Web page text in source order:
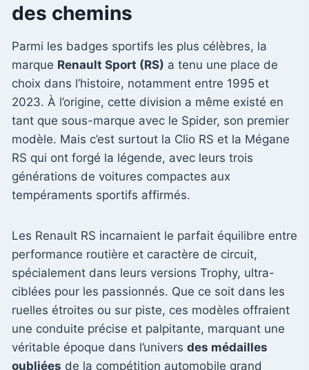
des chemins
Parmi les badges sportifs les plus célèbres, la
marque Renault Sport (RS) a tenu une place de
choix dans l’histoire, notamment entre 1995 et
2023. À l’origine, cette division a même existé en
tant que sous-marque avec le Spider, son premier
modèle. Mais c’est surtout la Clio RS et la Mégane
RS qui ont forgé la légende, avec leurs trois
générations de voitures compactes aux
tempéraments sportifs affirmés.
Les Renault RS incarnaient le parfait équilibre entre
performance routière et caractère de circuit,
spécialement dans leurs versions Trophy, ultra-
ciblées pour les passionnés. Que ce soit dans les
ruelles étroites ou sur piste, ces modèles offraient
une conduite précise et palpitante, marquant une
véritable époque dans l’univers des médailles
oubliées de la compétition automobile grand